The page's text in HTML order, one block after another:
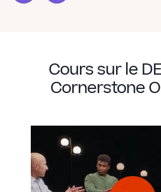
Cours sur le
Cornerstone